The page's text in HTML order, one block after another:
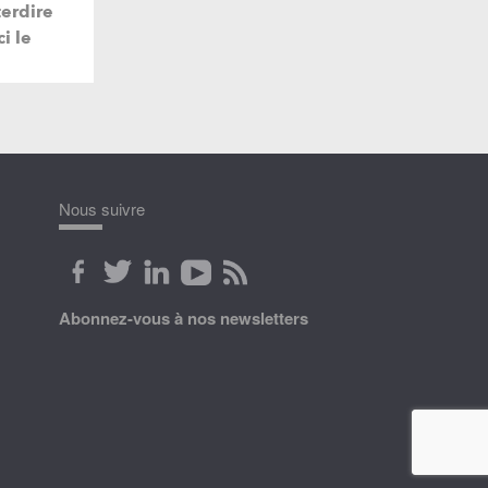
le
Nous suivre
Abonnez-vous à nos newsletters